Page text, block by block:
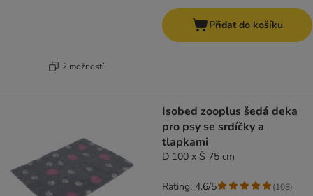
2 možností
Přidat do košíku
Isobed zooplus šedá deka
pro psy se srdíčky a
tlapkami
D 100 x Š 75 cm
Rating: 4.6/5 (108)